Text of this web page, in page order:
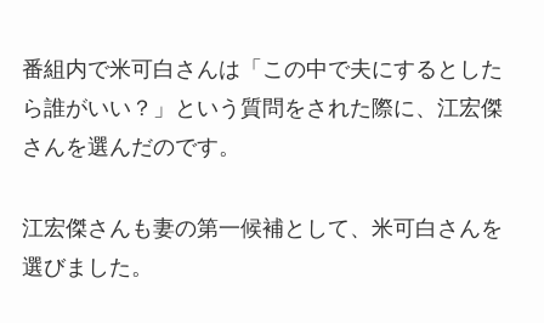
番組内で米可白さんは「この中で夫にするとした
ら誰がいい？」という質問をされた際に、江宏傑
さんを選んだのです。
江宏傑さんも妻の第一候補として、米可白さんを
選びました。